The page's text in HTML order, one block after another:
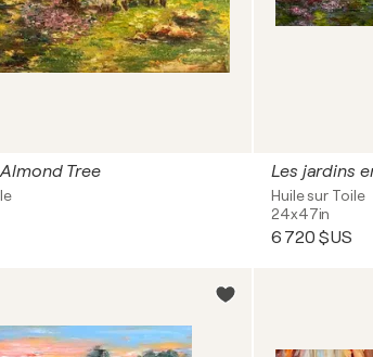
Tree Les jardins
Huile sur Toile
24x47in
6 720 $US